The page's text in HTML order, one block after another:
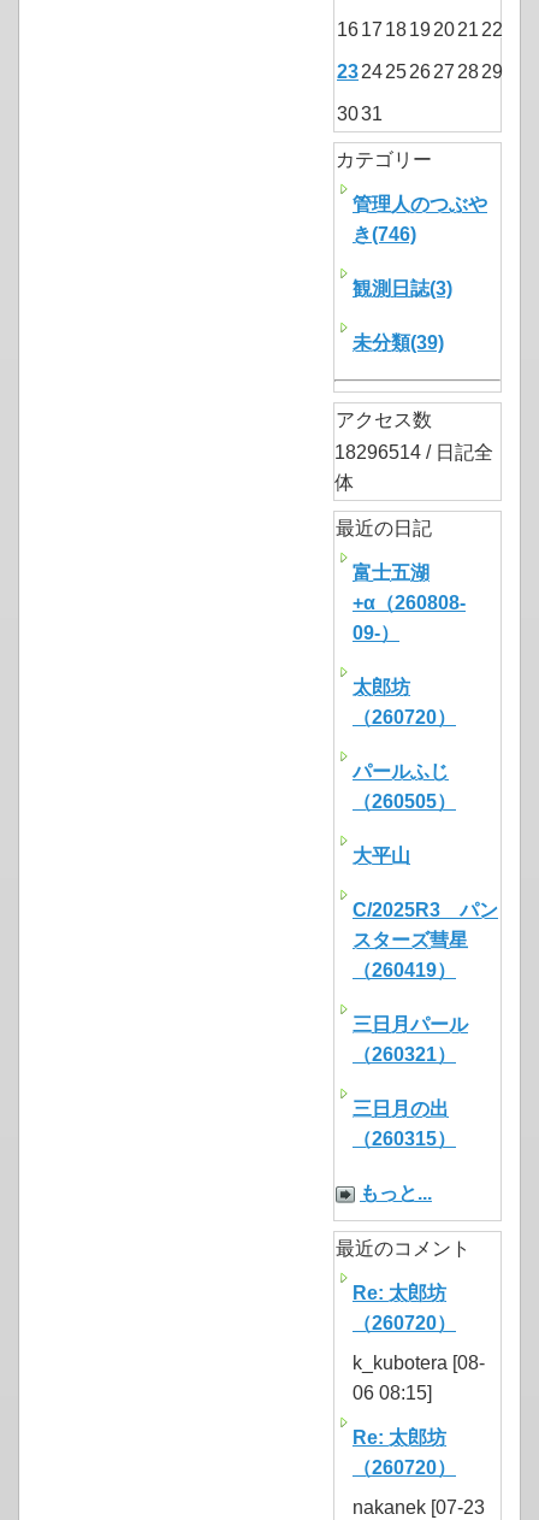
1617 18192021 22
2324252627 2829
3031
カテゴリー
管理人のつぶや
き(746)
観測日誌(3)
未分類(39)
アクセス数
18296514 / 日記全
体
最近の日記
富士五湖
+α（260808-
09-）
太郎坊
（260720）
パールふじ
（260505）
大平山
C/2025R3 パン
スターズ彗星
（260419）
三日月パール
（260321）
三日月の出
（260315）
もっと...
最近のコメント
Re: 太郎坊
（260720）
k_kubotera [08-
06 08:15]
Re: 太郎坊
（260720）
nakanek [07-23